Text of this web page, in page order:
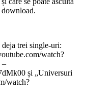
download.
trei single-uri:
watch?
–
și „Universuri
watch?